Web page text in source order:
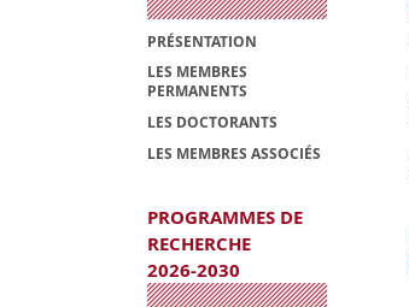
PRÉSENTATION
LES MEMBRES
PERMANENTS
LES DOCTORANTS
LES MEMBRES ASSOCIÉS
PROGRAMMES DE
RECHERCHE
2026-2030